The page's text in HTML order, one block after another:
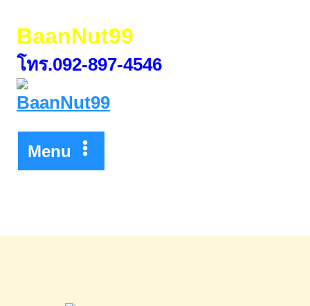
BaanNut99
โทร.092-897-4546
Menu
ที่สุด
บางแค